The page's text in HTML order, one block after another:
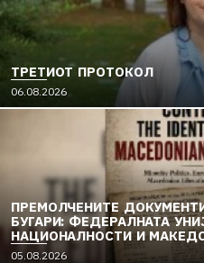
ТРЕТИОТ ПРОТОКОЛ
06.08.2026
ПРЕМОЛЧЕНИТЕ
БУГАРИ: ФЕДЕРАЛНАТА
НАЦИОНАЛНОСТИ И
ДВИЖЕЊЕ (1949–1956) (2)
05.08.2026